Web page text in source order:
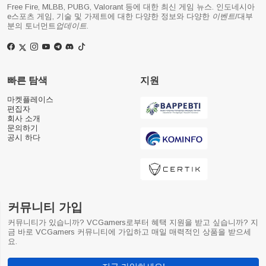
Free Fire, MLBB, PUBG, Valorant 등에 대한 최신 게임 뉴스. 인도네시아
e스포츠 게임, 기술 및 가제트에 대한 다양한 정보와 다양한 이벤트/대부
분의 토너먼트 업데이트.
빠른 탐색
마켓플레이스
편집자
회사 소개
문의하기
공시 하다
지원
커뮤니티 가입
커뮤니티가 있습니까? VCGamers로부터 혜택 지원을 받고 싶습니까? 지
금 바로 VCGamers 커뮤니티에 가입하고 매일 매력적인 상품을 받으세
요.